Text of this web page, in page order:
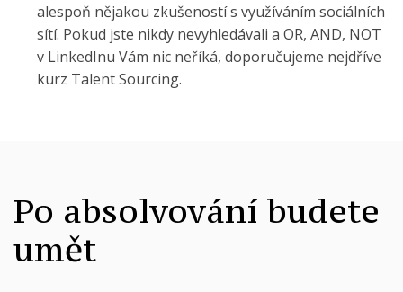
alespoň nějakou zkušeností s využíváním sociálních
sítí. Pokud jste nikdy nevyhledávali a OR, AND, NOT
v LinkedInu Vám nic neříká, doporučujeme nejdříve
kurz Talent Sourcing.
Po absolvování budete
umět